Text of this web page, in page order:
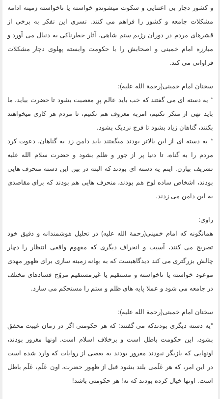
و کشور دچار بی اعتنایی و سکوت میشوندو خواسته یا ناخواسته زمینه ادامه
مشکلات جامعه و کشور را فراهم می کنند. تسری این تفکر به برخی از
قشرهای مردم در دوران رژیم ستم شاهی، آثار خطرناکی به دنبال می آورد و
مبارزه امام خمینی و اصحابش را با حکومت وابسته پهلوی دچار مشکلات
فراوانی می کند.
سخنان امام خمینی(رحمة الله علیه):
* یه دسته ای می گفتند که خب باید عالم پرِ معصیت بشود تا حضرت بیاید، ما
باید نهی از منکر نکنیم، امربه معروف هم نکنیم، تا مردم هر کاری میخواهند
بکنند، گناهان زیاد بشود تا فرج نزدیک بشود.
* یه دسته ای از این بالاتر بودند میگفتند باید دامن زد به گناهان، دعوت کرد
مردم را به گناه، تا دنیا پر از جور و ظلم بشود و حضرت سلام الله علیه
تشریف بیارن. اینم یه دسته ای بودند که البته در بین این دسته منحرف هایی
بودند، اشخاص ساده لوح هم بودند، منحرف هایی هم بودند که برای مقاصدی
به این دامن می زدند.
راوی:
همانگونه که امام خمینی(رحمة الله علیه) در تحلیل هوشمندانه و دقیق خود
تصریح می کنند، آسیب و انحراف دیگری که مفهوم واقعی انتظار را دچار
چالش بزرگتری می کند دیدگاهیست که به بهانه زمینه سازی برای ظهور مهدی
موعود خواسته یا ناخواسته و مستقیم یا غیرمستقیم مروّج فسادهای مختلف
در جامعه می شود و عملا پایه های ظلم و ستم را مستحکم می سازد.
سخنان امام خمینی(رحمة الله علیه):
*یه دسته دیگری بودندکه می گفتند: که هر حکومتی اگر در زمان غیبت محقق
بشود، این حکومت باطل است و برخلاف اسلام است. اونها مغرور بودند،
اونهایی که بازیگر نبودند مغرور بودند به بعضی از روایات که وارد شده است
در این امر، که هر عَلَمی بلند بشود قبل از ظهور حضرت، اون عَلَم، عَلَم باطل
است. اونها خیال کرده بودند که نه! هر حکومتی باشد!